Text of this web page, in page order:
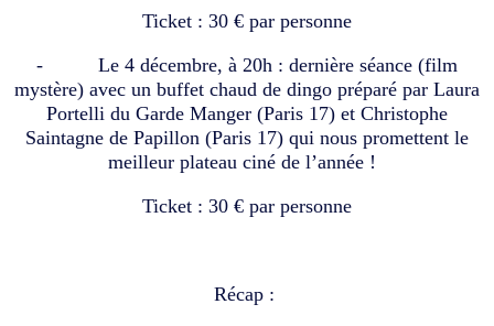
Ticket : 30 € par personne
- Le 4 décembre, à 20h : dernière séance (film
mystère) avec un buffet chaud de dingo préparé par Laura
Portelli du Garde Manger (Paris 17) et Christophe
Saintagne de Papillon (Paris 17) qui nous promettent le
meilleur plateau ciné de l’année !
Ticket : 30 € par personne
Récap :